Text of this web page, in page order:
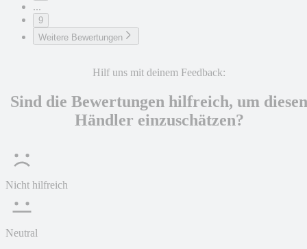
...
9
Weitere Bewertungen
Hilf uns mit deinem Feedback:
Sind die Bewertungen hilfreich, um diesen
Händler einzuschätzen?
Nicht hilfreich
Neutral